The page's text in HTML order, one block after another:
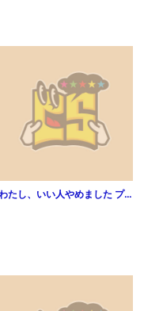
わたし、いい人やめました プチキス 1巻